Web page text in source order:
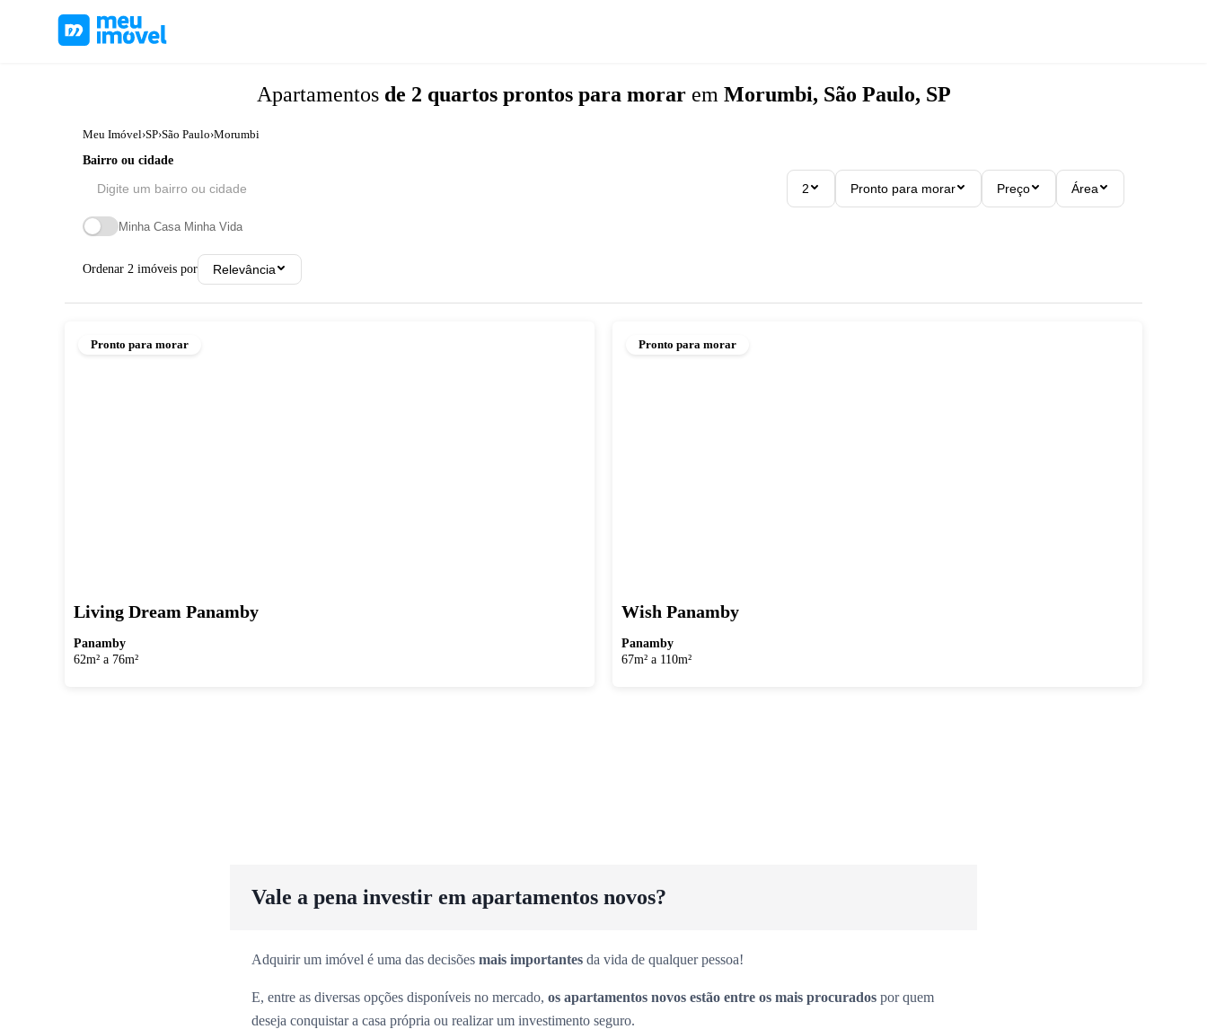
Apartamentos de 2 quartos prontos para morar em Morumbi, São Paulo, SP
Meu Imóvel›SP›São Paulo›Morumbi
Bairro ou cidade
2 Pronto para morar Preço Área
Minha Casa Minha Vida
Ordenar 2 imóveis por Relevância
Pronto para morar
Living Dream Panamby
Panamby
62m² a 76m²
Pronto para morar
Wish Panamby
Panamby
67m² a 110m²
Vale a pena investir em apartamentos novos?
Adquirir um imóvel é uma das decisões mais importantes da vida de qualquer pessoa!
E, entre as diversas opções disponíveis no mercado, os apartamentos novos estão entre os mais procurados por quem
deseja conquistar a casa própria ou realizar um investimento seguro.